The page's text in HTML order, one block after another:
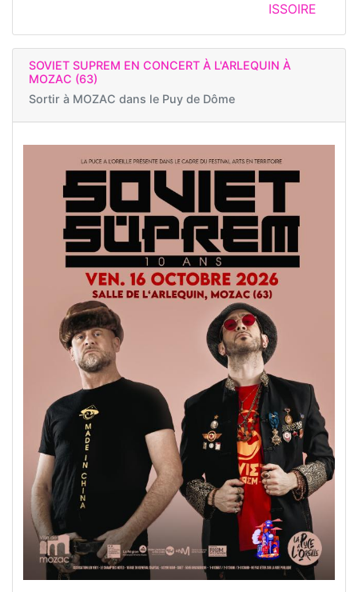
ISSOIRE
SOVIET SUPREM EN CONCERT À L'ARLEQUIN À
MOZAC (63)
Sortir à MOZAC dans le Puy de Dôme